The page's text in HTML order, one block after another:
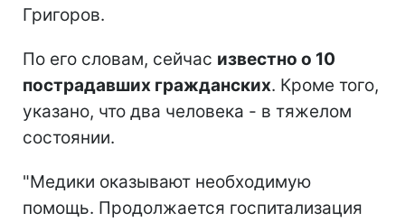
Григоров.
По его словам, сейчас известно о 10
пострадавших гражданских. Кроме того,
указано, что два человека - в тяжелом
состоянии.
"Медики оказывают необходимую
помощь. Продолжается госпитализация